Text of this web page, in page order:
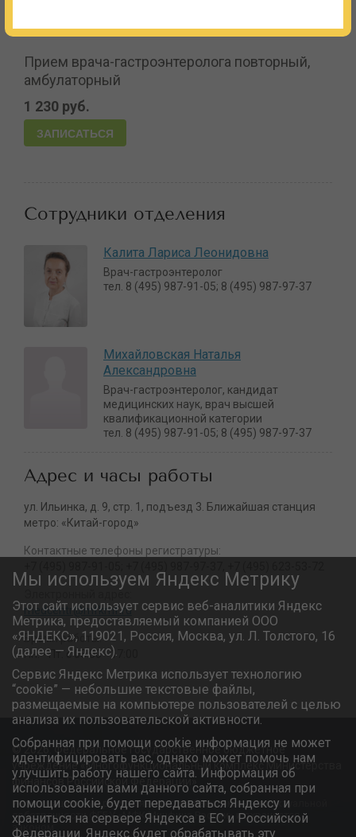
Прием врача-гастроэнтеролога повторный,
амбулаторный
1 230 руб.
ЗАПИСАТЬСЯ
Сотрудники отделения
Калита Лариса Леонидовна
Врач-гастроэнтеролог
тел. 8 (495) 987-91-05; 8 (495) 987-97-37
Михайловская Наталья
Александровна
Врач-гастроэнтеролог, кандидат
медицинских наук, врач высшей
квалификационной категории
тел. 8 (495) 987-91-05; 8 (495) 987-97-37
Адрес и часы работы
ул. Ильинка, д. 9, стр. 1, подъезд 3. Ближайшая станция
метро: «Китай-город»
Контактные телефоны регистратуры:
medcentr@mfkmf.ru
Время работы:
Пн. - Пт. с 08:00 - 17:00
© 2026. Федеральное государственное бюджетное
учреждение «Многофункциональный комплекс Министерства
финансов Российской Федерации»
Информационный ресурс является объектом интеллектуальной
собственности ФГБУ «МФК Минфина России» и охраняется
законом.
Мы используем Яндекс Метрику
Этот сайт использует сервис веб-аналитики Яндекс
Метрика, предоставляемый компанией ООО
«ЯНДЕКС», 119021, Россия, Москва, ул. Л. Толстого, 16
(далее — Яндекс).
Сервис Яндекс Метрика использует технологию
“cookie” — небольшие текстовые файлы,
размещаемые на компьютере пользователей с целью
анализа их пользовательской активности.
Собранная при помощи cookie информация не может
идентифицировать вас, однако может помочь нам
улучшить работу нашего сайта. Информация об
использовании вами данного сайта, собранная при
помощи cookie, будет передаваться Яндексу и
храниться на сервере Яндекса в ЕС и Российской
Федерации. Яндекс будет обрабатывать эту